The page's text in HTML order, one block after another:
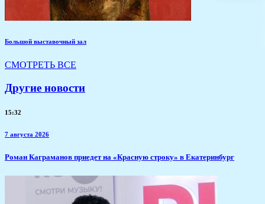
Большой выставочный зал
СМОТРЕТЬ ВСЕ
Другие новости
15:32
7 августа 2026
​Роман Каграманов приедет на «Красную строку» в Екатеринбург